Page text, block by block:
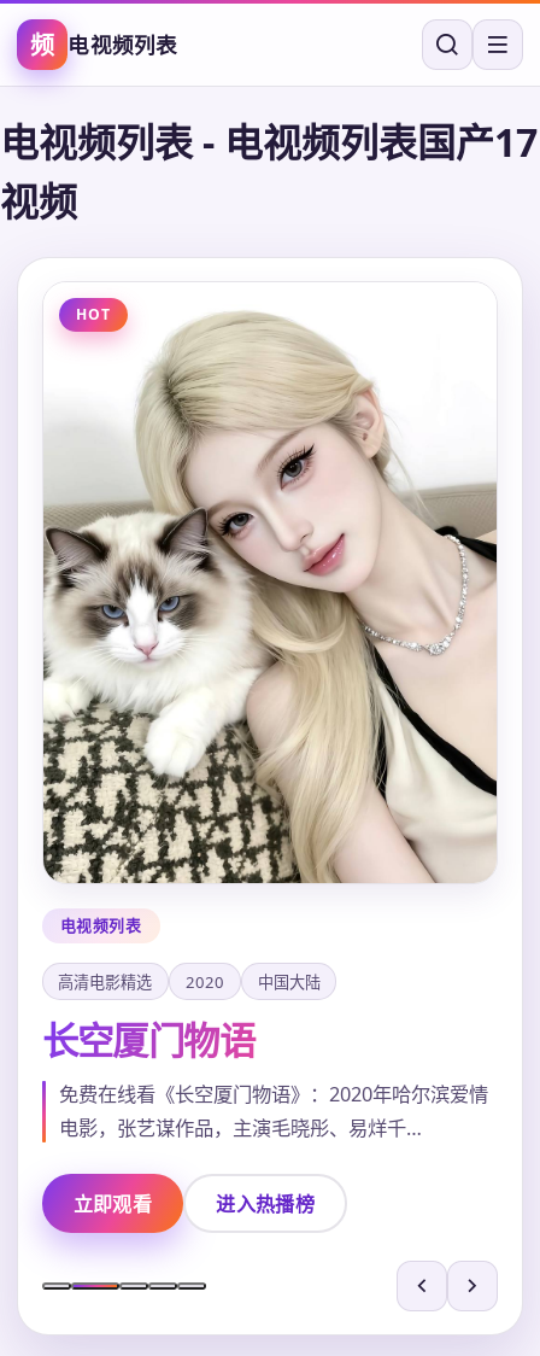
频 电视频列表
电视频列表- 电视频列表国产17
视频
电视频列表
高清电影精选 2020 中国大陆
长空厦门物语
免费在线看《长空厦门物语》：2020年哈尔滨爱情
电影，张艺谋作品，主演毛晓彤、易烊千…
立即观看 进入热播榜
HOT